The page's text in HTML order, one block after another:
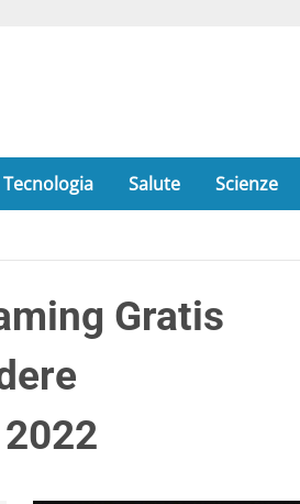
Tecnologia Salute Scienze
Gratis
2022